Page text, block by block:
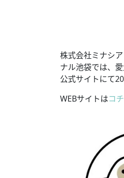
株式会社ミナシ
ナル池袋では、
公式サイトにて
WEBサイトはコ